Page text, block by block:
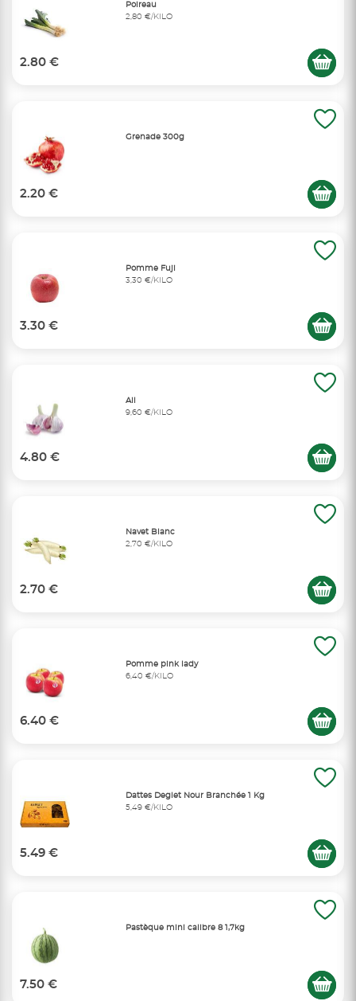
Poireau
2,80 €/KILO
2.80 €
Grenade 300g
2.20 €
Pomme Fuji
3,30 €/KILO
3.30 €
Ail
9,60 €/KILO
4.80 €
Navet Blanc
2,70 €/KILO
2.70 €
Pomme pink lady
6,40 €/KILO
6.40 €
Dattes Deglet Nour Branchée 1 Kg
5,49 €/KILO
5.49 €
Pastèque mini calibre 8 1,7kg
7.50 €